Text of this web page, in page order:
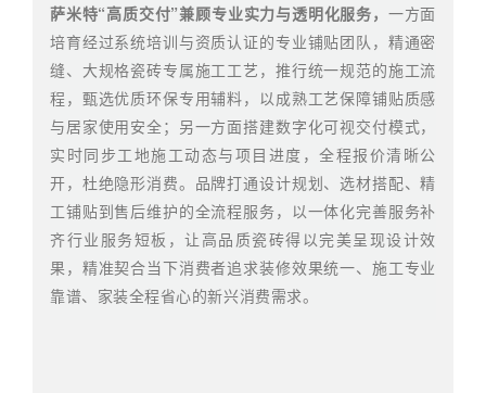
萨米特“高质交付”兼顾专业实力与透明化服务， 一方面
培育经过系统培训与资质认证的专业铺贴团队，精通密
缝、大规格瓷砖专属施工工艺，推行统一规范的施工流
程，甄选优质环保专用辅料，以成熟工艺保障铺贴质感
与居家使用安全；另一方面搭建数字化可视交付模式，
实时同步工地施工动态与项目进度，全程报价清晰公
开，杜绝隐形消费。品牌打通设计规划、选材搭配、精
工铺贴到售后维护的全流程服务，以一体化完善服务补
齐行业服务短板，让高品质瓷砖得以完美呈现设计效
果，精准契合当下消费者追求装修效果统一、施工专业
靠谱、家装全程省心的新兴消费需求。